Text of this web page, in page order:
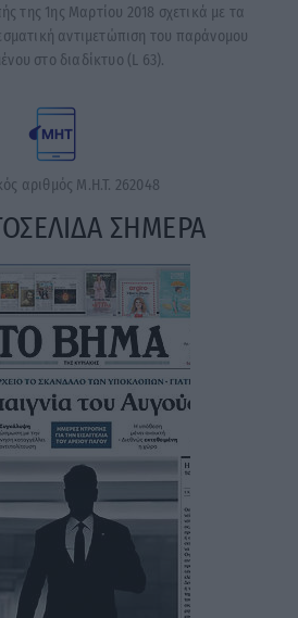
της 1ης Μαρτίου 2018 σχετικά με τα
αντιμετώπιση του παράνομου
στο διαδίκτυο (L 63).
αριθμός Μ.Η.Τ. 262048
ΣΗΜΕΡΑ